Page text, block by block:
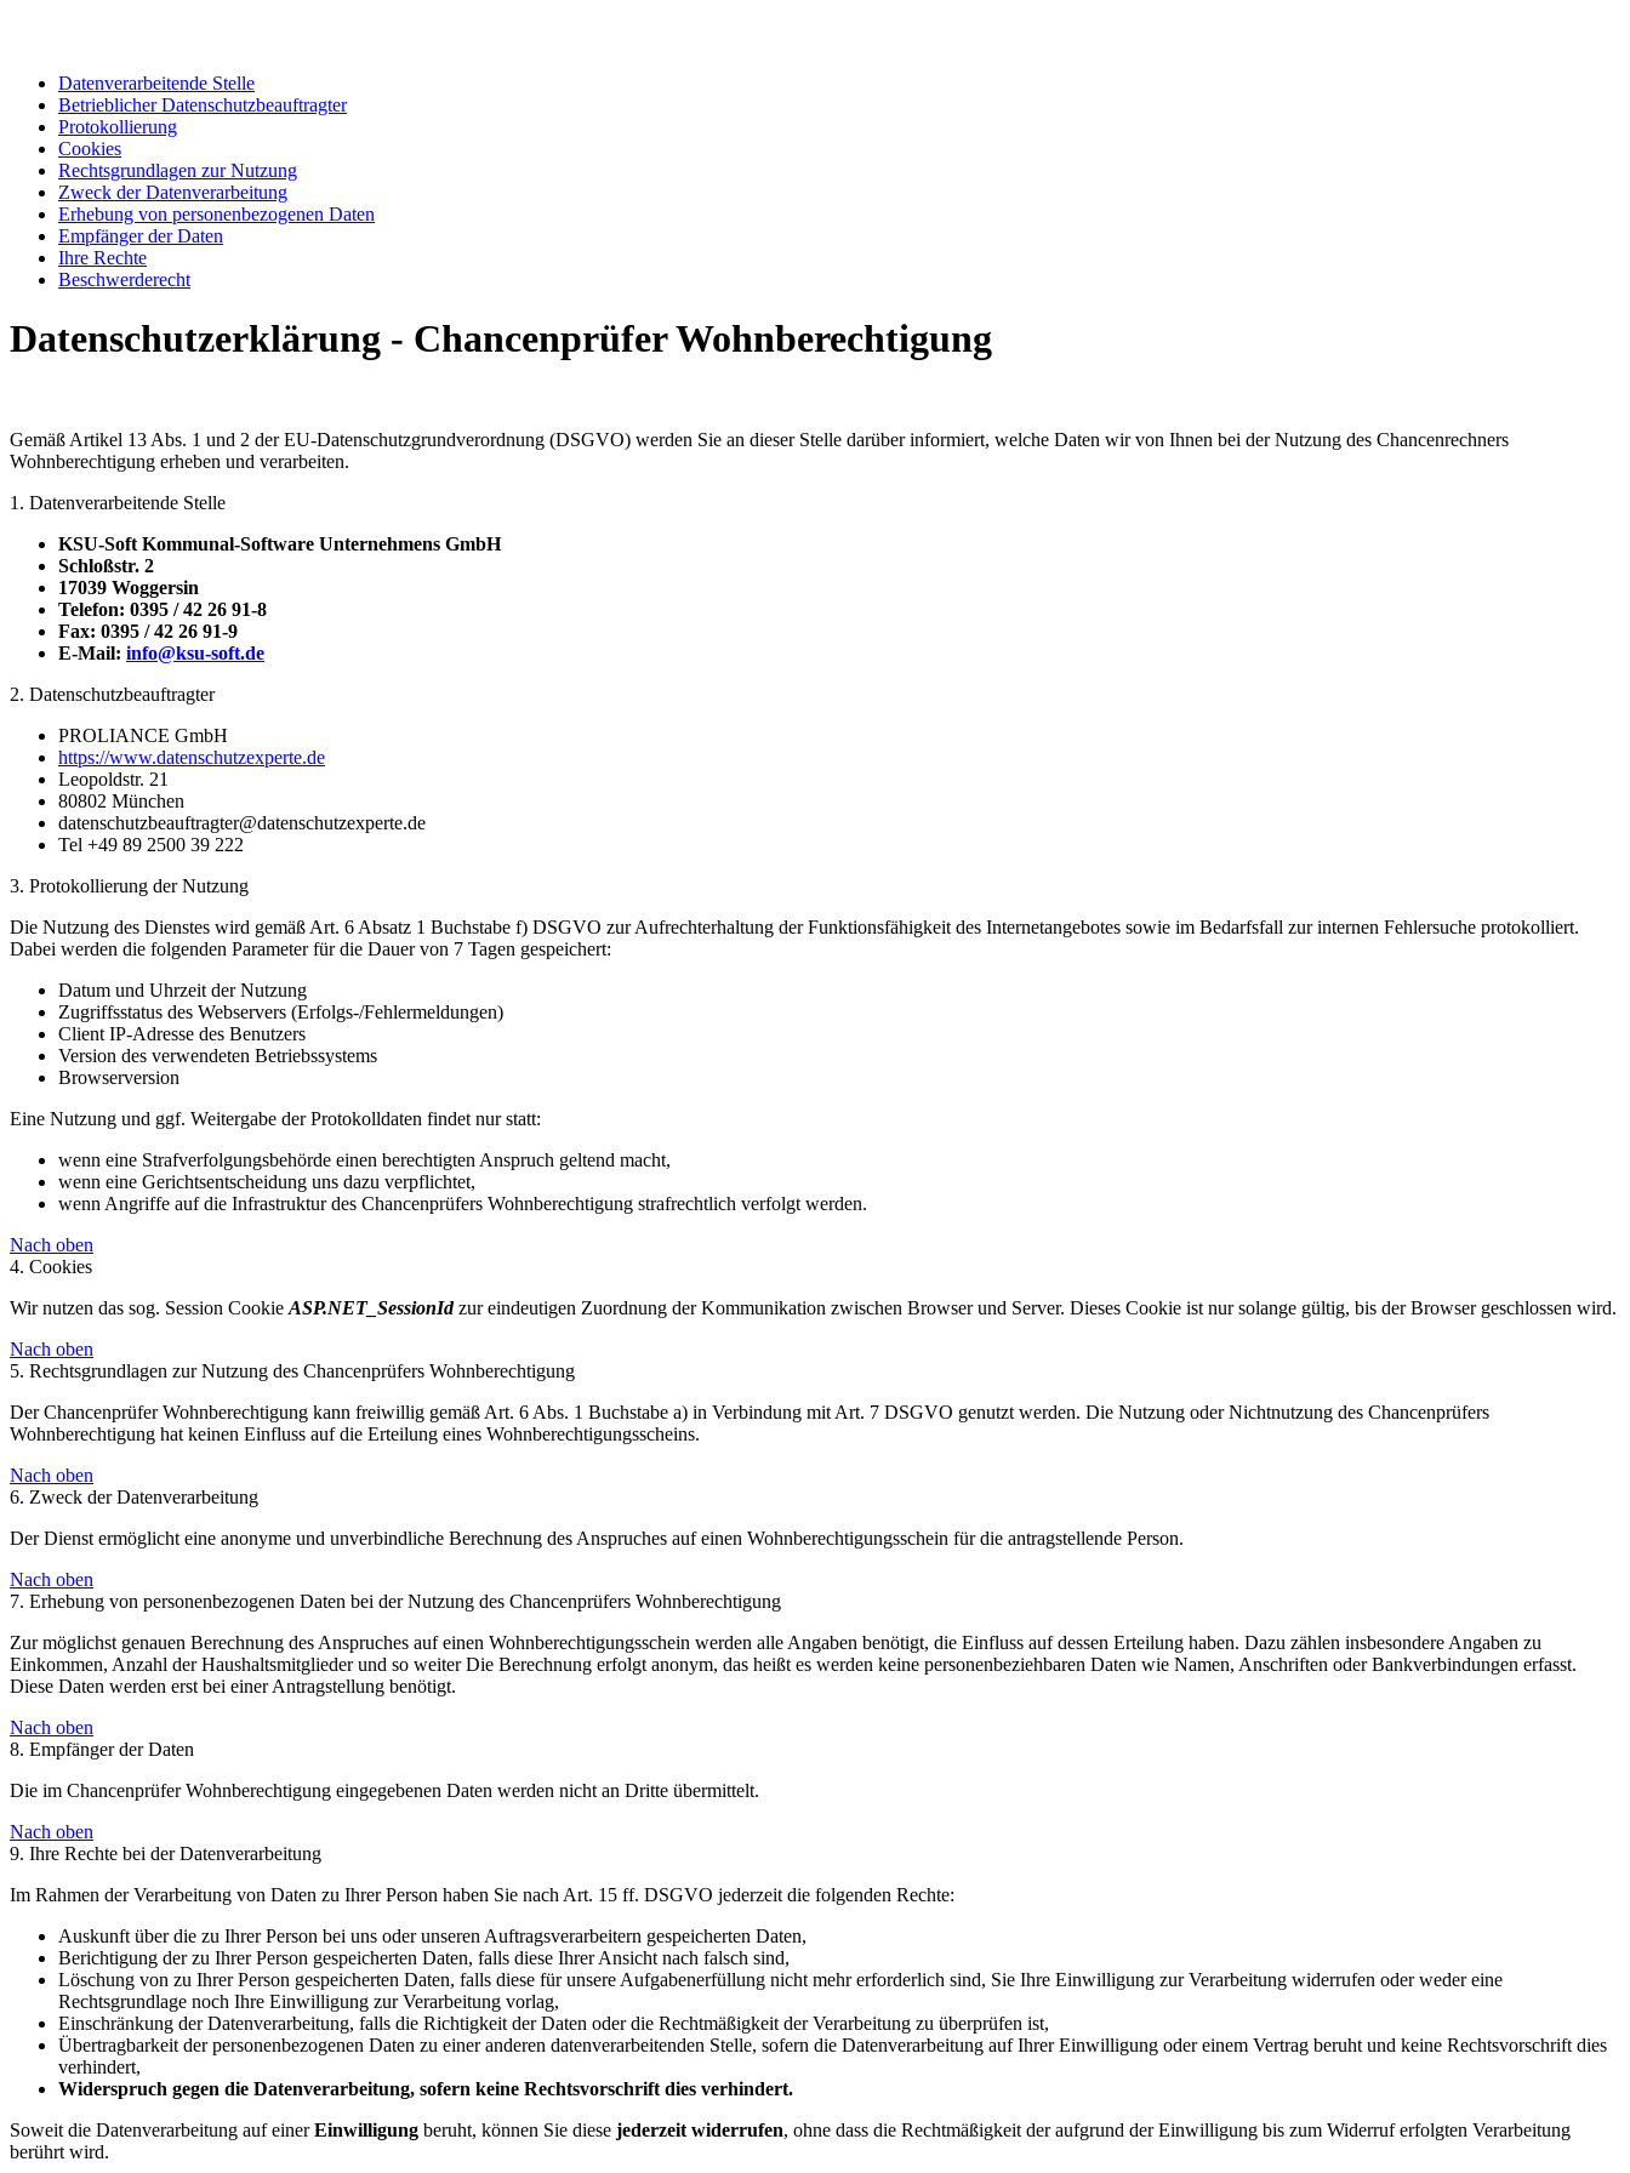
Datenverarbeitende Stelle
Betrieblicher Datenschutzbeauftragter
Protokollierung
Cookies
Rechtsgrundlagen zur Nutzung
Zweck der Datenverarbeitung
Erhebung von personenbezogenen Daten
Empfänger der Daten
Ihre Rechte
Beschwerderecht
Datenschutzerklärung - Chancenprüfer Wohnberechtigung
Gemäß Artikel 13 Abs. 1 und 2 der EU-Datenschutzgrundverordnung (DSGVO) werden Sie an dieser Stelle darüber informiert, welche Daten wir von Ihnen bei der Nutzung des Chancenrechners
Wohnberechtigung erheben und verarbeiten.
1. Datenverarbeitende Stelle
KSU-Soft Kommunal-Software Unternehmens GmbH
Schloßstr. 2
17039 Woggersin
Telefon: 0395 / 42 26 91-8
Fax: 0395 / 42 26 91-9
E-Mail: info@ksu-soft.de
2. Datenschutzbeauftragter
PROLIANCE GmbH
https://www.datenschutzexperte.de
Leopoldstr. 21
80802 München
datenschutzbeauftragter@datenschutzexperte.de
Tel +49 89 2500 39 222
3. Protokollierung der Nutzung
Die Nutzung des Dienstes wird gemäß Art. 6 Absatz 1 Buchstabe f) DSGVO zur Aufrechterhaltung der Funktionsfähigkeit des Internetangebotes sowie im Bedarfsfall zur internen Fehlersuche protokolliert.
Dabei werden die folgenden Parameter für die Dauer von 7 Tagen gespeichert:
Datum und Uhrzeit der Nutzung
Zugriffsstatus des Webservers (Erfolgs-/Fehlermeldungen)
Client IP-Adresse des Benutzers
Version des verwendeten Betriebssystems
Browserversion
Eine Nutzung und ggf. Weitergabe der Protokolldaten findet nur statt:
wenn eine Strafverfolgungsbehörde einen berechtigten Anspruch geltend macht,
wenn eine Gerichtsentscheidung uns dazu verpflichtet,
wenn Angriffe auf die Infrastruktur des Chancenprüfers Wohnberechtigung strafrechtlich verfolgt werden.
Nach oben
4. Cookies
Wir nutzen das sog. Session Cookie ASP.NET_SessionIdzur eindeutigen Zuordnung der Kommunikation zwischen Browser und Server. Dieses Cookie ist nur solange gültig, bis der Browser geschlossen wird.
Nach oben
5. Rechtsgrundlagen zur Nutzung des Chancenprüfers Wohnberechtigung
Der Chancenprüfer Wohnberechtigung kann freiwillig gemäß Art. 6 Abs. 1 Buchstabe a) in Verbindung mit Art. 7 DSGVO genutzt werden. Die Nutzung oder Nichtnutzung des Chancenprüfers
Wohnberechtigung hat keinen Einfluss auf die Erteilung eines Wohnberechtigungsscheins.
Nach oben
6. Zweck der Datenverarbeitung
Der Dienst ermöglicht eine anonyme und unverbindliche Berechnung des Anspruches auf einen Wohnberechtigungsschein für die antragstellende Person.
Nach oben
7. Erhebung von personenbezogenen Daten bei der Nutzung des Chancenprüfers Wohnberechtigung
Zur möglichst genauen Berechnung des Anspruches auf einen Wohnberechtigungsschein werden alle Angaben benötigt, die Einfluss auf dessen Erteilung haben. Dazu zählen insbesondere Angaben zu
Einkommen, Anzahl der Haushaltsmitglieder und so weiter Die Berechnung erfolgt anonym, das heißt es werden keine personenbeziehbaren Daten wie Namen, Anschriften oder Bankverbindungen erfasst.
Diese Daten werden erst bei einer Antragstellung benötigt.
Nach oben
8. Empfänger der Daten
Die im Chancenprüfer Wohnberechtigung eingegebenen Daten werden nicht an Dritte übermittelt.
Nach oben
9. Ihre Rechte bei der Datenverarbeitung
Im Rahmen der Verarbeitung von Daten zu Ihrer Person haben Sie nach Art. 15 ff. DSGVO jederzeit die folgenden Rechte:
Auskunft über die zu Ihrer Person bei uns oder unseren Auftragsverarbeitern gespeicherten Daten,
Berichtigung der zu Ihrer Person gespeicherten Daten, falls diese Ihrer Ansicht nach falsch sind,
Löschung von zu Ihrer Person gespeicherten Daten, falls diese für unsere Aufgabenerfüllung nicht mehr erforderlich sind, Sie Ihre Einwilligung zur Verarbeitung widerrufen oder weder eine
Rechtsgrundlage noch Ihre Einwilligung zur Verarbeitung vorlag,
Einschränkung der Datenverarbeitung, falls die Richtigkeit der Daten oder die Rechtmäßigkeit der Verarbeitung zu überprüfen ist,
Übertragbarkeit der personenbezogenen Daten zu einer anderen datenverarbeitenden Stelle, sofern die Datenverarbeitung auf Ihrer Einwilligung oder einem Vertrag beruht und keine Rechtsvorschrift dies
verhindert,
Widerspruch gegen die Datenverarbeitung, sofern keine Rechtsvorschrift dies verhindert.
Soweit die Datenverarbeitung auf einerEinwilligung beruht, können Sie diese jederzeit widerrufen, ohne dass die Rechtmäßigkeit der aufgrund der Einwilligung bis zum Widerruf erfolgten Verarbeitung
berührt wird.